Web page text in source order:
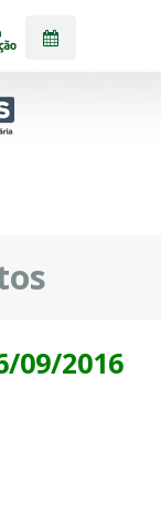
09/2016